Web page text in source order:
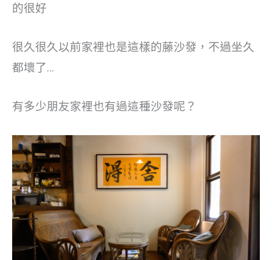
的很好
很久很久以前家裡也是這樣的藤沙發，不過坐久
都壞了…
有多少朋友家裡也有過這種沙發呢？